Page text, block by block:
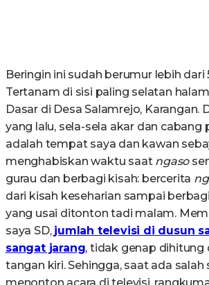
Beringin ini sudah berumur lebih dari
Tertanam di sisi paling selatan
Dasar di Desa Salamrejo, Karangan.
yang lalu, sela-sela akar dan cabang
adalah tempat saya dan kawan
menghabiskan waktu saat ngaso
gurau dan berbagi kisah: bercerita
dari kisah keseharian sampai
yang usai ditonton tadi malam.
saya SD, jumlah televisi di dusun
sangat jarang, tidak genap dihitung
tangan kiri. Sehingga, saat ada salah